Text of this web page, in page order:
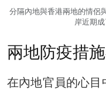
分隔內地與香港兩地的情侶
岸近期成
兩地防疫措
在內地官員的心目